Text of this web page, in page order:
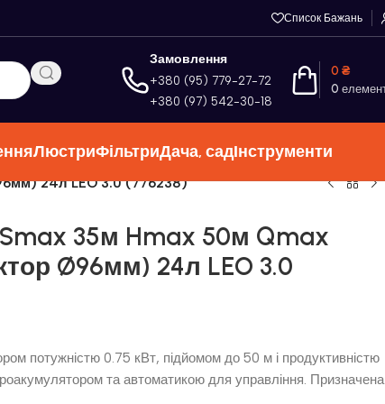
Список Бажань
Замовлення
+380 (95) 779-27-72
+380 (97) 542-30-18
0
0 ₴
ЛюстриФільтриДача, садІнструменти
24л LEO 3.0 (776238)
35м Hmax 50м Qmax
Ø96мм) 24л LEO 3.0
потужністю 0.75 кВт, підйомом до 50 м і продуктивністю
та автоматикою для управління. Призначена